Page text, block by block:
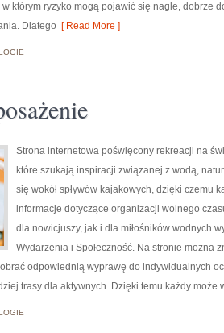
którym ryzyko mogą pojawić się nagle, dobrze
Dlatego [ Read More ]
Strona internetowa poświęcony rekreacji na
które szukają inspiracji związanej z wodą,
się wokół spływów kajakowych, dzięki czemu
informacje dotyczące organizacji wolnego
dla nowicjuszy, jak i dla miłośników wodnych
Wydarzenia i Społeczność. Na stronie można
odpowiednią wyprawę do indywidualnych
trasy dla aktywnych. Dzięki temu każdy może